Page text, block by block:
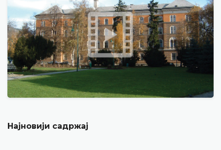
Најновији садржај